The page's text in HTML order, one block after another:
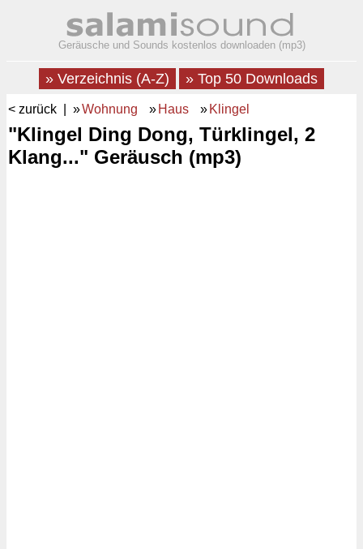
Geräusche und Sounds kostenlos downloaden (mp3)
» Verzeichnis (A-Z) » Top 50 Downloads
< zurück | »Wohnung » Haus » Klingel
"Klingel Ding Dong, Türklingel, 2
Klang..." Geräusch (mp3)